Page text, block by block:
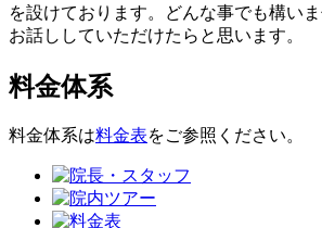
を設けております。どんな事でも構い
お話ししていただけたらと思います。
料金体系
料金体系は料金表をご参照ください。